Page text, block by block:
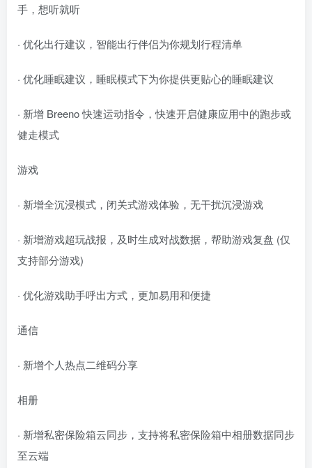
手，想听就听
· 优化出行建议，智能出行伴侣为你规划行程清单
· 优化睡眠建议，睡眠模式下为你提供更贴心的睡眠建议
· 新增 Breeno 快速运动指令，快速开启健康应用中的跑步或
健走模式
游戏
· 新增全沉浸模式，闭关式游戏体验，无干扰沉浸游戏
· 新增游戏超玩战报，及时生成对战数据，帮助游戏复盘 (仅
支持部分游戏)
· 优化游戏助手呼出方式，更加易用和便捷
通信
· 新增个人热点二维码分享
相册
· 新增私密保险箱云同步，支持将私密保险箱中相册数据同步
至云端